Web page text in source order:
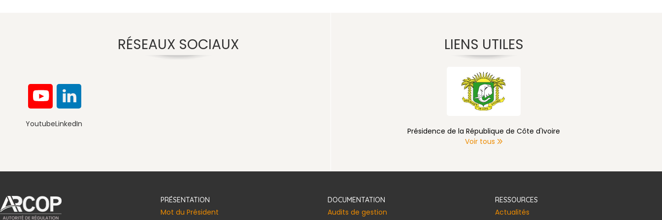
RÉSEAUX SOCIAUX
YoutubeLinkedIn
LIENS UTILES
Primature de Côte d'Ivoire
Voir tous
PRÉSENTATION
Mot du Président
DOCUMENTATION
Audits de gestion
RESSOURCES
Actualités